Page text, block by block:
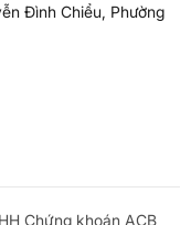
Đình Chiểu, Phường
Chứng khoán ACB